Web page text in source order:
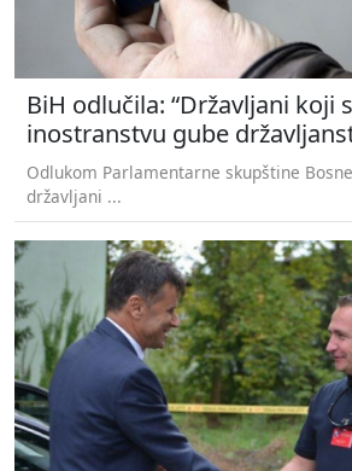
BiH odlučila: “Državljani koji
inostranstvu gube
Odlukom Parlamentarne skupštine
državljani ...